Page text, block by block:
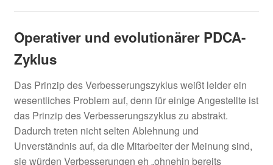
Operativer und evolutionärer PDCA-
Zyklus
Das Prinzip des Verbesserungszyklus weißt leider ein
wesentliches Problem auf, denn für einige Angestellte ist
das Prinzip des Verbesserungszyklus zu abstrakt.
Dadurch treten nicht selten Ablehnung und
Unverständnis auf, da die Mitarbeiter der Meinung sind,
sie würden Verbesserungen eh „ohnehin bereits